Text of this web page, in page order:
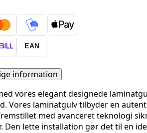
EAN
information
vores elegant designede
Vores laminatgulv tilbyder en
med avanceret teknologi
Den lette installation gør det til en